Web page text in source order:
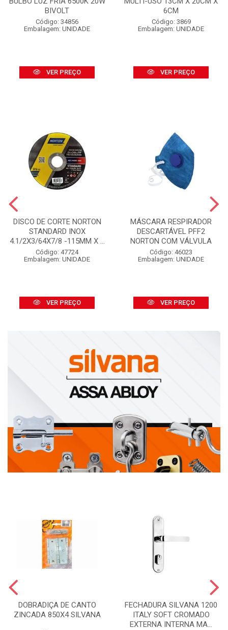
BIVOLT
Código: 34856
Embalagem: UNIDADE
VER PREÇO
6CM
Código: 3869
Embalagem: UNIDADE
VER PREÇO
DISCO DE CORTE NORTON
STANDARD INOX
4.1/2X3/64X7/8 -115MM X ...
Código: 47724
Embalagem: UNIDADE
VER PREÇO
MÁSCARA RESPIRADOR
DESCARTÁVEL PFF2
NORTON COM VÁLVULA
Código: 46023
Embalagem: UNIDADE
VER PREÇO
DOBRADIÇA DE CANTO
ZINCADA 850X4 SILVANA
FECHADURA SILVANA 1200
ITALY SOFT CROMADO
EXTERNA INTERNA MA...